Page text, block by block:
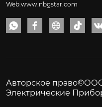
Web:www.nbgstar.com
   
Авторское
Электрические